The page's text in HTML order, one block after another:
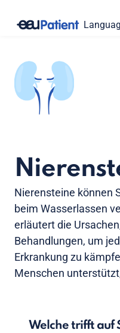
Nierensteine können
beim Wasserlassen
erläutert die
Behandlungen, um
Erkrankung zu
Menschen
Welche trifft auf